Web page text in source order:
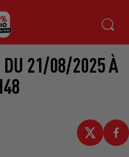
DU 21/08/2025 À